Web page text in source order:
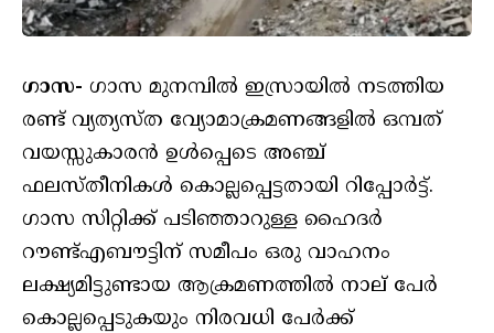
ഗാസ- ഗാസ മുനമ്പിൽ ഇസ്രായിൽ നടത്തിയ
രണ്ട് വ്യത്യസ്ത വ്യോമാക്രമണങ്ങളിൽ ഒമ്പത്
വയസ്സുകാരൻ ഉൾപ്പെടെ അഞ്ച്
ഫലസ്തീനികൾ കൊല്ലപ്പെട്ടതായി റിപ്പോർട്ട്.
ഗാസ സിറ്റിക്ക് പടിഞ്ഞാറുള്ള ഹൈദർ
റൗണ്ട്എബൗട്ടിന് സമീപം ഒരു വാഹനം
ലക്ഷ്യമിട്ടുണ്ടായ ആക്രമണത്തിൽ നാല് പേർ
കൊല്ലപ്പെടുകയും നിരവധി പേർക്ക്